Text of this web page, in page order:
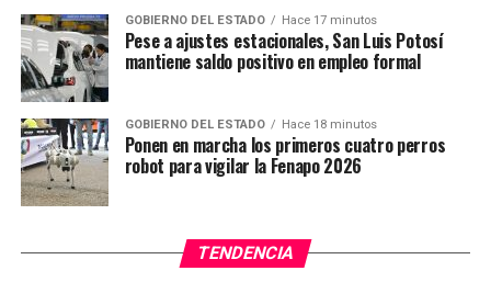
GOBIERNO DEL ESTADO Hace 17 minutos
Pese a ajustes estacionales, San Luis Potosí
mantiene saldo positivo en empleo formal
GOBIERNO DEL ESTADO Hace 18 minutos
Ponen en marcha los primeros cuatro perros
robot para vigilar la Fenapo 2026
TENDENCIA